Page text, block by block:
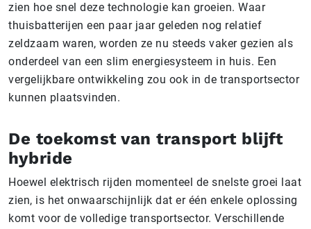
zien hoe snel deze technologie kan groeien. Waar
thuisbatterijen een paar jaar geleden nog relatief
zeldzaam waren, worden ze nu steeds vaker gezien als
onderdeel van een slim energiesysteem in huis. Een
vergelijkbare ontwikkeling zou ook in de transportsector
kunnen plaatsvinden.
De toekomst van transport blijft
hybride
Hoewel elektrisch rijden momenteel de snelste groei laat
zien, is het onwaarschijnlijk dat er één enkele oplossing
komt voor de volledige transportsector. Verschillende